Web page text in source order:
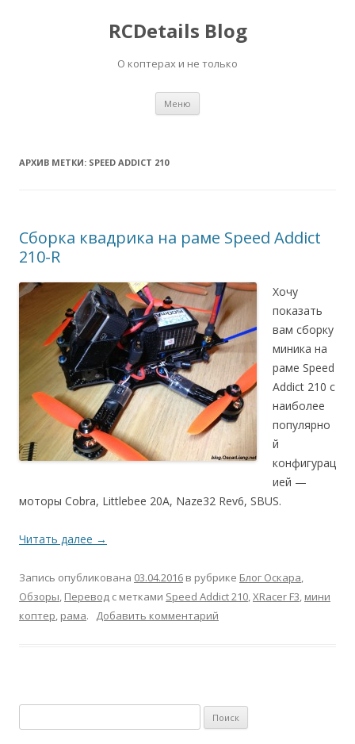
RCDetails Blog
О коптерах и не только
Меню
АРХИВ МЕТКИ: SPEED ADDICT 210
Сборка квадрика на раме Speed Addict
210-R
Хочу
показать
вам сборку
миника на
раме Speed
Addict 210 с
наиболее
популярно
й
конфигурац
ией —
моторы Cobra, Littlebee 20A, Naze32 Rev6, SBUS.
Читать далее →
Запись опубликована 03.04.2016 в рубрике Блог Оскара,
Обзоры, Перевод с метками Speed Addict 210,XRacer F3, мини
коптер, рама. Добавить комментарий
а